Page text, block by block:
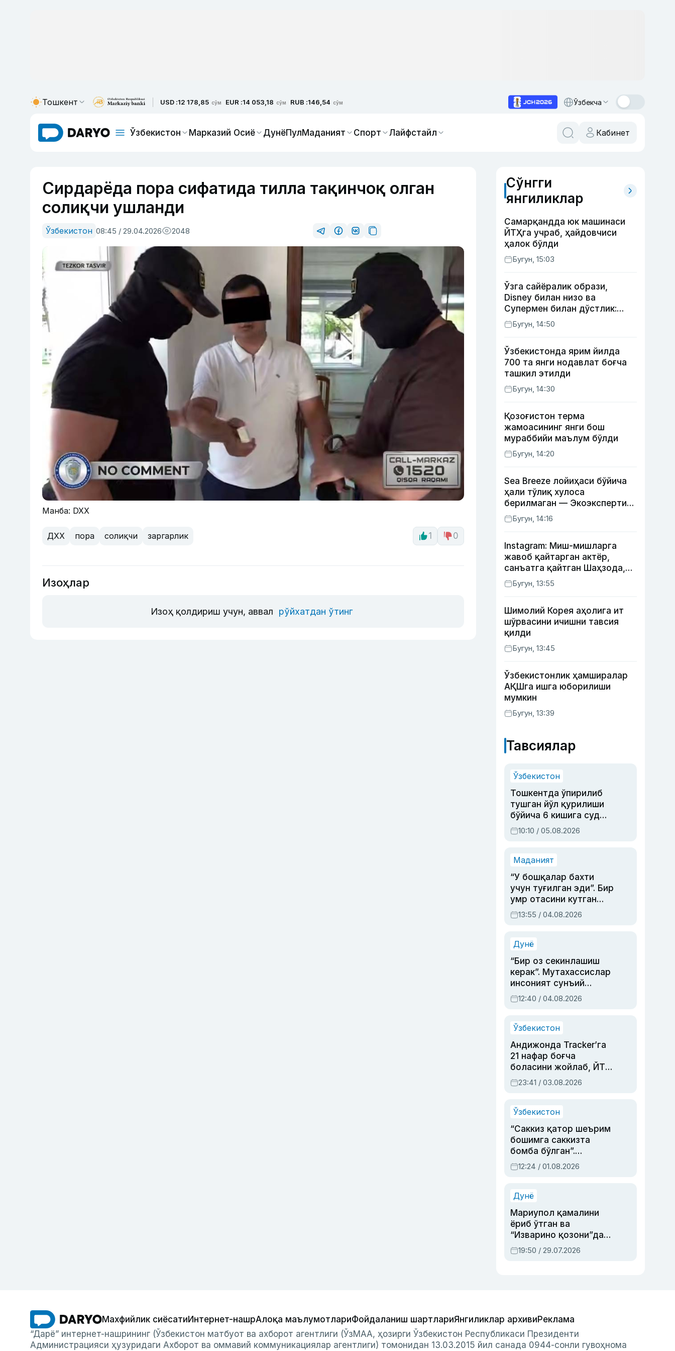
Тошкент USD :12 178,85 сўм EUR :14 053,18 сўм RUB :146,54 сўм Ўзбекча
Ўзбекистон Марказий Осиё ДунёПулМаданият Спорт Лайфстайл Кабинет
Сирдарёда пора сифатида тилла тақинчоқ олган
солиқчи ушланди
Ўзбекистон 08:45 / 29.04.2026 2048
Манба: DXX
ДХХ пора солиқчи заргарлик 1 0
Изоҳлар
Изоҳ қолдириш учун, аввал рўйхатдан ўтинг
Сўнгги
янгиликлар
Самарқандда юк машинаси
ЙТҲга учраб, ҳайдовчиси
ҳалок бўлди
Бугун, 15:03
Ўзга сайёралик образи,
Disney билан низо ва
Супермен билан дўстлик:
актёр Робин Уильямс ҳақида
кўпчилик билмайдиган
Бугун, 14:50
Ўзбекистонда ярим йилда
700 та янги нодавлат боғча
ташкил этилди
Бугун, 14:30
Қозоғистон терма
жамоасининг янги бош
мураббийи маълум бўлди
Бугун, 14:20
Sea Breeze лойиҳаси бўйича
ҳали тўлиқ хулоса
берилмаган — Экоэкспертиза
маркази
Бугун, 14:16
Instagram: Миш-мишларга
жавоб қайтарган актёр,
санъатга қайтган Шаҳзода,
йўлга асфалт ётқизган
Жаҳонгир Отажонов
Бугун, 13:55
Шимолий Корея аҳолига ит
шўрвасини ичишни тавсия
қилди
Бугун, 13:45
Ўзбекистонлик ҳамширалар
АҚШга ишга юборилиши
мумкин
Бугун, 13:39
Тавсиялар
Ўзбекистон
Тошкентда ўпирилиб
тушган йўл қурилиши
бўйича 6 кишига суд
ҳукми ўқилди
10:10 / 05.08.2026
Маданият
“У бошқалар бахти
учун туғилган эди”. Бир
умр отасини кутган
актриса ва дубльяж
устаси Римма
синовларга тўла ҳаёти
13:55 / 04.08.2026
Дунё
“Бир оз секинлашиш
керак”. Мутахассислар
инсоният сунъий
интеллектни бошқара
олмай қолишидан
12:40 / 04.08.2026
Ўзбекистон
Андижонда Tracker’га
21 нафар боғча
боласини жойлаб, ЙТҲ
содир этган аёлга суд
ҳукми ўқилди
23:41 / 03.08.2026
Ўзбекистон
“Саккиз қатор шеърим
бошимга саккизта
бомба бўлган”.
Абдулла Ориповни
сиёсий айбловлардан
12:24 / 01.08.2026
Дунё
Мариупол қамалини
ёриб ўтган ва
“Изварино қозони”дан
чиққан қаҳрамон —
Украина армияси бош
19:50 / 29.07.2026
Махфийлик сиёсатиИнтернет-нашрАлоқа маълумотлариФойдаланиш шартлариЯнгиликлар архивиРеклама
“Дарё” интернет-нашрининг (Ўзбекистон матбуот ва ахборот агентлиги (ЎзМАА, ҳозирги Ўзбекистон Республикаси Президенти
Администрацияси ҳузуридаги Ахборот ва оммавий коммуникациялар агентлиги) томонидан 13.03.2015 йил санада 0944-сонли гувоҳнома